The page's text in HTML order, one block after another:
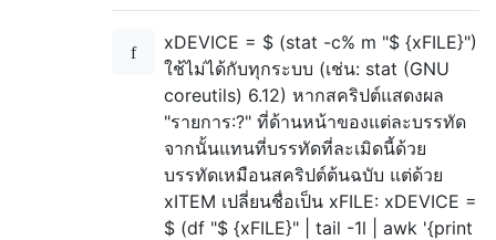
xDEVICE = $ (stat -c% m "$ {xFILE}")
ใช้ไม่ได้กับทุกระบบ (เช่น: stat (GNU
coreutils) 6.12) หากสคริปต์แสดงผล
"รายการ:?" ที่ด้านหน้าของแต่ละบรรทัด
จากนั้นแทนที่บรรทัดที่ละเมิดนี้ด้วย
บรรทัดเหมือนสคริปต์ต้นฉบับ แต่ด้วย
xITEM เปลี่ยนชื่อเป็น xFILE: xDEVICE =
$ (df "$ {xFILE}" | tail -1l | awk '{print